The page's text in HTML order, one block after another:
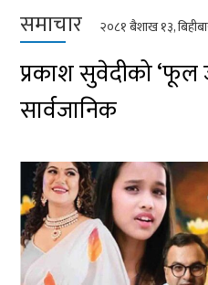
समाचार २०८१ बैशाख १३,
प्रकाश सुवेदीको ‘फूल
सार्वजानिक